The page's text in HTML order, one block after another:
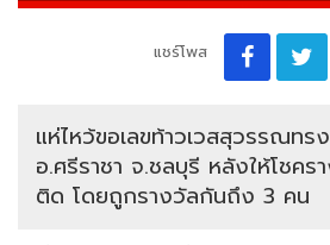
แชร์โพส
แห่ไหว้ขอเลขท้าวเวสสุวรรณทร
อ.ศรีราชา จ.ชลบุรี หลังให้โชค
ติด โดยถูกรางวัลกันถึง 3 คน